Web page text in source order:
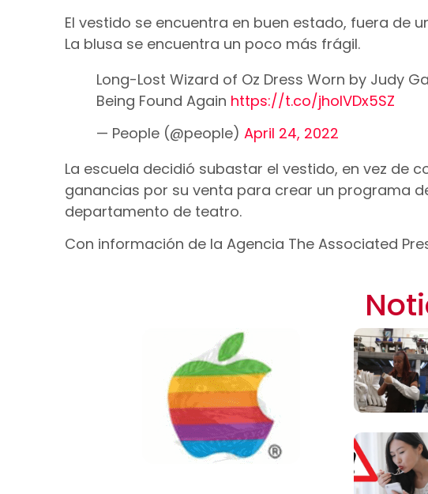
El vestido se encuentra en buen estado, fuera de
La blusa se encuentra un poco más frágil.
Long-Lost Wizard of Oz Dress Worn by Judy
Being Found Again https://t.co/jholVDx5SZ
— People (@people) April 24, 2022
La escuela decidió subastar el vestido, en vez de
ganancias por su venta para crear un programa
departamento de teatro.
Con información de la Agencia The Associated